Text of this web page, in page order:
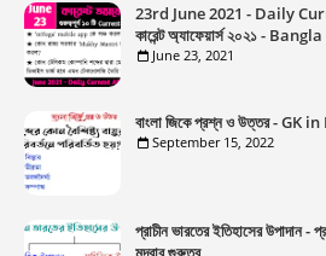
23rd June 2021 - Daily
কারেন্ট অ্যাফেয়ার্স ২০২১ -
June 23, 2021
বাংলা জিকে প্রশ্ন ও উত্তর -
September 15, 2022
প্রাচীন ভারতের ইতিহাসের উপাদান -